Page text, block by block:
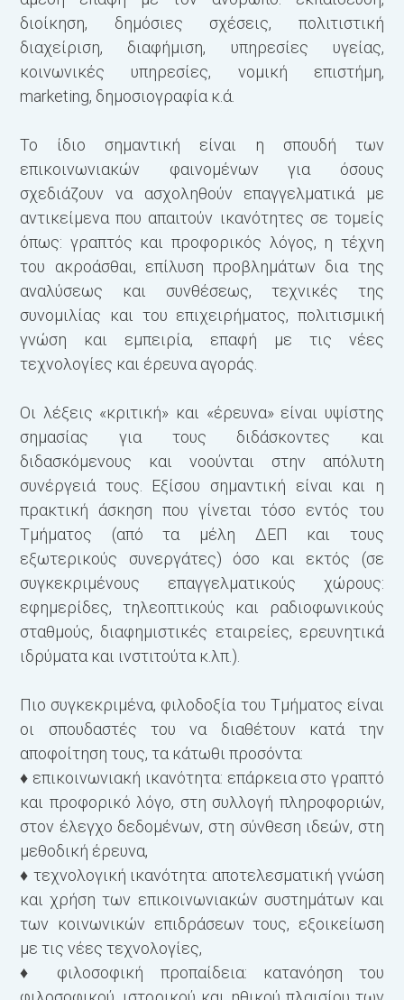
διοίκηση, δημόσιες σχέσεις, πολιτιστική
διαχείριση, διαφήμιση, υπηρεσίες υγείας,
κοινωνικές υπηρεσίες, νομική επι­στήμη,
marketing, δημοσιογραφία κ.ά.
Το ίδιο σημαντική είναι η σπουδή των
επικοινωνιακών φαινομένων για όσους
σχεδιάζουν να ασχοληθούν επαγγελματικά με
αντικείμενα που απαιτούν ικανότητες σε τομείς
όπως: γραπτός και προφορικός λόγος, η τέχνη
του ακροάσθαι, επίλυση προβλημάτων δια της
αναλύσεως και συνθέσεως, τεχνικές της
συνομιλίας και του επιχειρήματος, πολιτισμική
γνώση και εμπει­ρία, επαφή με τις νέες
τεχνολογίες και έρευνα αγοράς.
Οι λέξεις «κριτική» και «έρευνα» είναι υψίστης
σημασίας για τους διδάσκοντες και
διδασκόμενους και νοούνται στην απόλυτη
συνέργειά τους. Εξίσου σημαντική είναι και η
πρακτική άσκηση που γίνεται τόσο εντός του
Τμήματος (από τα μέλη ΔΕΠ και τους
εξωτερικούς συνεργάτες) όσο και εκτός (σε
συγκεκριμένους επαγγελματικούς χώρους:
εφημερίδες, τηλεοπτικούς και ραδιοφωνικούς
σταθμούς, διαφημιστικές εταιρείες, ερευνητικά
ιδρύματα και ινστιτούτα κ.λπ.).
Πιο συγκεκριμένα, φιλοδοξία του Τμήματος είναι
οι σπουδαστές του να διαθέτουν κατά την
αποφοίτηση τους, τα κάτωθι προσόντα:
♦ επικοινωνιακή ικανότητα: επάρκεια στο γραπτό
και προφορι­κό λόγο, στη συλλογή πληροφοριών,
στον έλεγχο δεδομένων, στη σύνθεση ιδεών, στη
μεθοδική έρευνα,
♦ τεχνολογική ικανότητα: αποτελεσματική γνώση
και χρήση των επικοινωνιακών συστημάτων και
των κοινωνικών επιδράσεων τους, εξοικείωση
με τις νέες τεχνολογίες,
♦ φιλοσοφική προπαίδεια: κατανόηση του